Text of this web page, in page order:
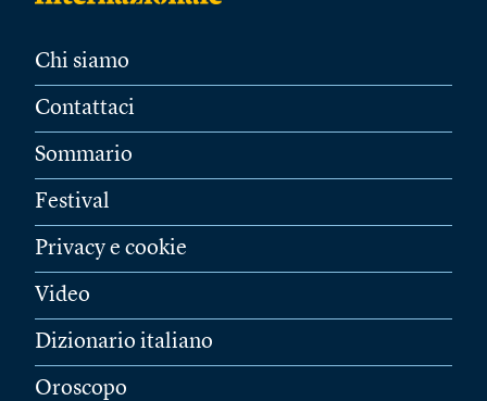
Chi siamo
Contattaci
Sommario
Festival
Privacy e cookie
Video
Dizionario italiano
Oroscopo